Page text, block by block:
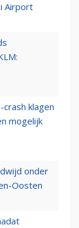
Airport
klagen
mogelijk
onder
Oosten